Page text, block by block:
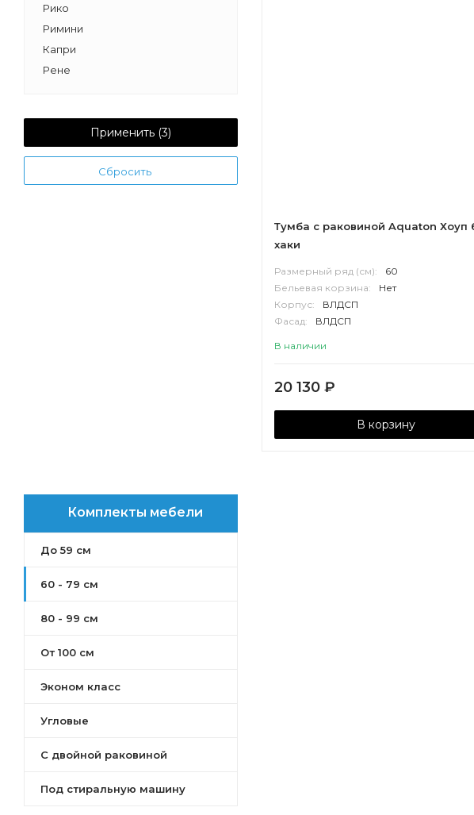
Рико
Римини
Капри
Рене
Лофт Фабрик
Асти
Либерти
Ар-Деко
Стамбул
Инфинити
Применить (3)
Сбросить
Комплекты мебели
До 59 см
60 - 79 см
80 - 99 см
От 100 см
Эконом класс
Угловые
С двойной раковиной
Под стиральную машину
Тумба с раковиной Aquaton Хоуп
хаки
Размерный ряд (см):
60
Бельевая корзина:
Нет
Корпус:
ВЛДСП
Фасад:
ВЛДСП
В наличии
20 130 ₽
В корзину